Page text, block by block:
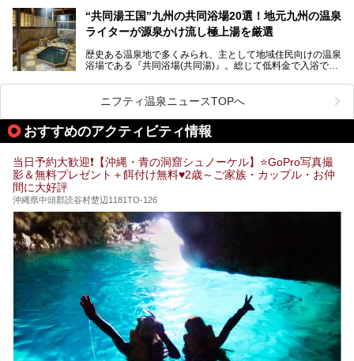
そこで日本各地にある「難読温泉地」を、地域ごとにクイズ
形式でご紹介。第５回目(最終回)である今回は、九州地方の
難読温泉地をピックアップしました。
いくつ読めるか、ぜひチャレンジしてみて下さいね！
“共同湯王国”九州の共同浴場20選！地元九州の温泉
ライターが源泉かけ流し極上湯を厳選
歴史ある温泉地で多くみられ、主として地域住民向けの温泉
浴場である『共同浴場(共同湯)』。総じて低料金で入浴で
特徴です。
共同浴場は全国各地の温泉地にありますが、特に九州地方は
共同湯文化が古くから発展し、質・量ともに大変充実。九州
は“共同湯王国”といっても決して過言では無いでしょう。
今回は地元在住の九州の温泉ライターである筆者が過去入浴
した中から、源泉かけ流しと泉質の良さにこだわって九州の
めぐりの参考にされてみて下さい！
ニフティ温泉ニュースTOPへ
おすすめのアクティビティ情報
当日予約大歓迎❗【沖縄・青の洞窟シュノーケル】⭐GoPro写真撮
影＆無料プレゼント＋餌付け無料♥️2歳～ご家族・カップル・お仲
間に大好評
沖縄県中頭郡読谷村楚辺1181TO-126